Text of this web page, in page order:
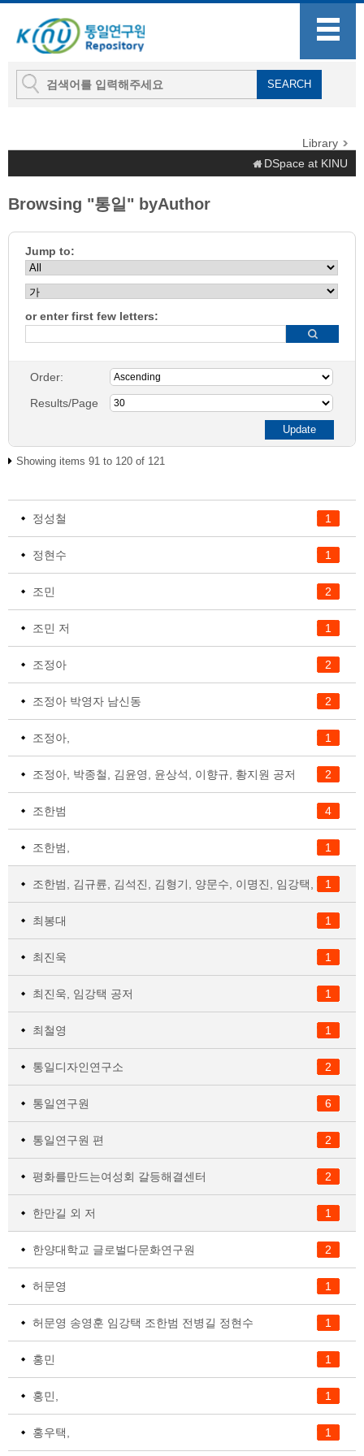
Library
DSpace at KINU
Browsing "통일" byAuthor
Jump to:
or enter first few letters:
Order:
Results/Page
Showing items 91 to 120 of 121
1
정성철
1
정현수
2
조민
1
조민 저
2
조정아
2
조정아 박영자 남신동
1
조정아,
2
조정아, 박종철, 김윤영, 윤상석, 이향규, 황지원 공저
4
조한범
1
조한범,
1조한범, 김규륜, 김석진, 김형기, 양문수, 이명진, 임강택, 정성철, 황선재 공저
1
최봉대
1
최진욱
1
최진욱, 임강택 공저
1
최철영
2
통일디자인연구소
6
통일연구원
2
통일연구원 편
2
평화를만드는여성회 갈등해결센터
1
한만길 외 저
2
한양대학교 글로벌다문화연구원
1
허문영
1
허문영 송영훈 임강택 조한범 전병길 정현수
1
홍민
1
홍민,
1
홍우택,